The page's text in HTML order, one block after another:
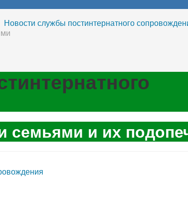
Новости службы постинтернатного
семьями и их